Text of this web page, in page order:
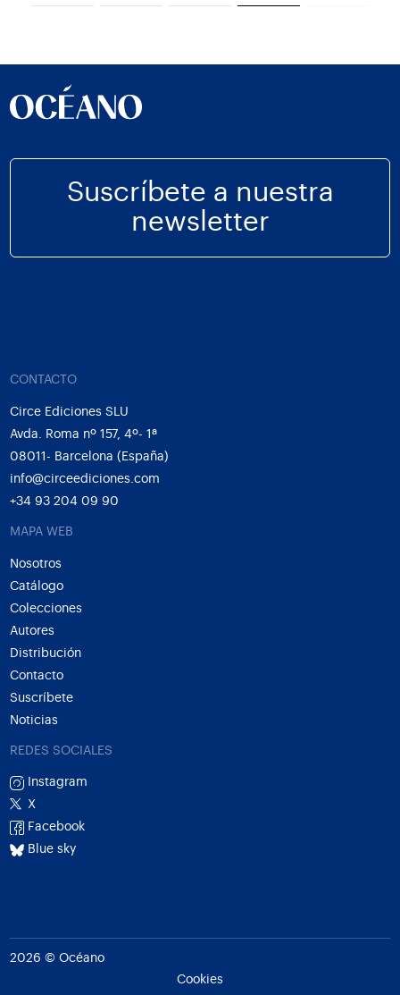
Suscríbete a nuestra
newsletter
CONTACTO
Circe Ediciones SLU
Avda. Roma nº 157, 4º- 1ª
08011- Barcelona (España)
info@circeediciones.com
+34 93 204 09 90
MAPA WEB
Nosotros
Catálogo
Colecciones
Autores
Distribución
Contacto
Suscríbete
Noticias
REDES SOCIALES
Instagram
X
Facebook
Blue sky
2026 © Océano
Cookies